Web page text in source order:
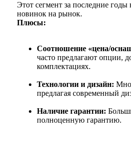
Этот сегмент за последние
новинок на рынок.
Плюсы:
Соотношение «цена/
часто предлагают опции,
комплектациях.
Технологии и дизайн:
предлагая современный
Наличие гарантии:
полноценную гарантию.